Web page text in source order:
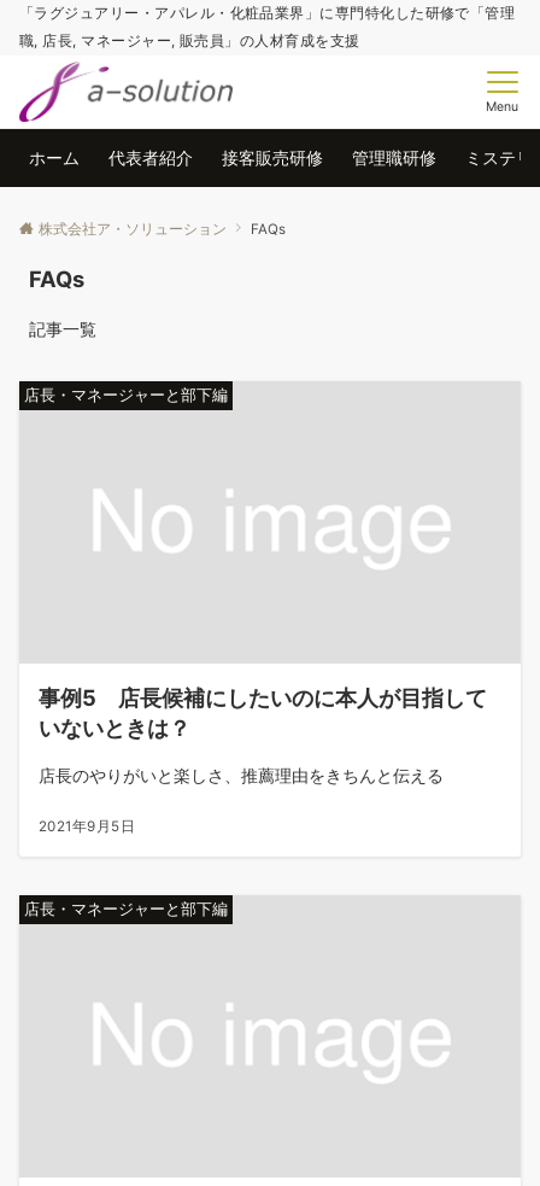
「ラグジュアリー・アパレル・化粧品業界」に専門特化した研修で「管理
職, 店長, マネージャー, 販売員」の人材育成を支援
Menu
ホーム 代表者紹介 接客販売研修 管理職研修 ミステリ
株式会社ア・ソリューション FAQs
FAQs
記事一覧
店長・マネージャーと部下編
事例5 店長候補にしたいのに本人が目指して
いないときは？
店長のやりがいと楽しさ、推薦理由をきちんと伝える
2021年9月5日
店長・マネージャーと部下編